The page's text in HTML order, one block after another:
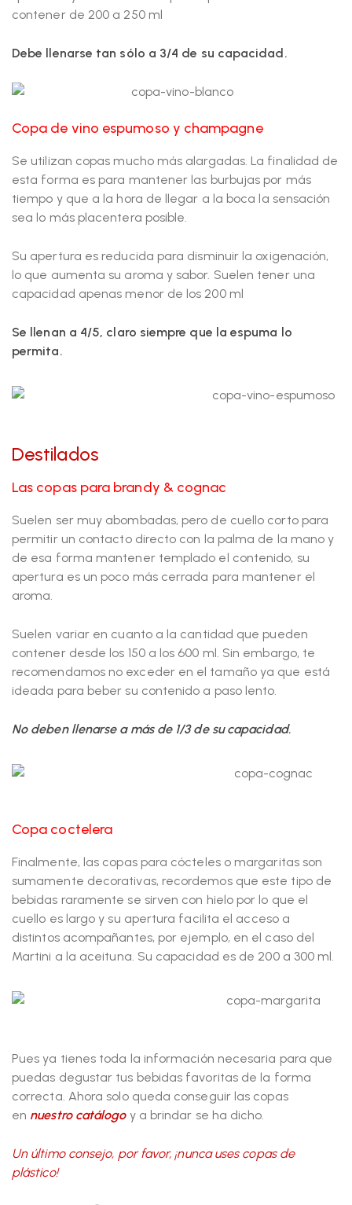
contener de 200 a 250 ml
Debe llenarse tan sólo a 3/4 de su capacidad.
Copa de vino espumoso y champagne
Se utilizan copas mucho más alargadas. La finalidad de
esta forma es para mantener las burbujas por más
tiempo y que a la hora de llegar a la boca la sensación
sea lo más placentera posible.
Su apertura es reducida para disminuir la oxigenación,
lo que aumenta su aroma y sabor. Suelen tener una
capacidad apenas menor de los 200 ml
Se llenan a 4/5, claro siempre que la espuma lo
permita.
Destilados
Las copas para brandy & cognac
Suelen ser muy abombadas, pero de cuello corto para
permitir un contacto directo con la palma de la mano y
de esa forma mantener templado el contenido, su
apertura es un poco más cerrada para mantener el
aroma.
Suelen variar en cuanto a la cantidad que pueden
contener desde los 150 a los 600 ml. Sin embargo, te
recomendamos no exceder en el tamaño ya que está
ideada para beber su contenido a paso lento.
No deben llenarse a más de 1/3 de su capacidad.
Copa coctelera
Finalmente, las copas para cócteles o margaritas son
sumamente decorativas, recordemos que este tipo de
bebidas raramente se sirven con hielo por lo que el
cuello es largo y su apertura facilita el acceso a
distintos acompañantes, por ejemplo, en el caso del
Martini a la aceituna. Su capacidad es de 200 a 300 ml.
Pues ya tienes toda la información necesaria para que
puedas degustar tus bebidas favoritas de la forma
correcta. Ahora solo queda conseguir las copas
en nuestro catálogoy a brindar se ha dicho.
Un último consejo, por favor, ¡nunca uses copas de
plástico!